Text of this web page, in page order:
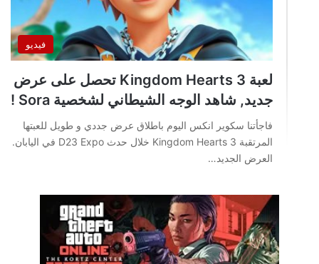
فيديو
لعبة Kingdom Hearts 3 تحصل على عرض
جديد, شاهد الوجه الشيطاني لشخصية Sora !
فاجأتنا سكوير انكس اليوم باطلاق عرض جددي و طويل للعبتها
المرتقبة Kingdom Hearts 3 خلال حدث D23 Expo في اليابان.
العرض الجديد…